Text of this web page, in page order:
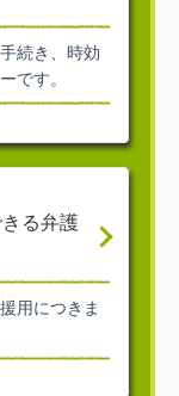
続き、時効
です。
る弁護
用につきま